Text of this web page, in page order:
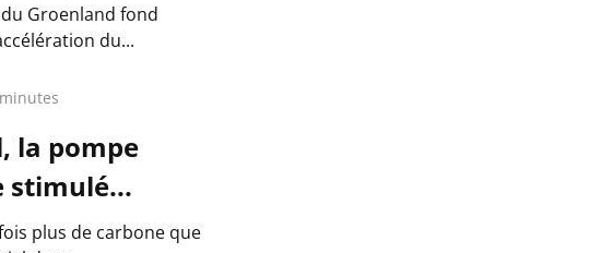
Groenland fond
du...
la pompe
stimulé...
plus de carbone que